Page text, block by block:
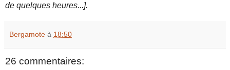
de quelques heures...].
Bergamote à 18:50
26 commentaires: